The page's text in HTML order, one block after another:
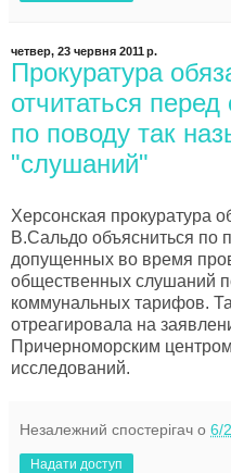
четвер, 23 червня 2011 р.
Прокуратура
отчитаться
по поводу так
"слушаний"
Херсонская прокуратура
В.Сальдо объясниться по
допущенных во время
общественных слушаний
коммунальных тарифов.
отреагировала на
Причерноморским
исследований.
Незалежний спостерігач о 6/
Надати доступ